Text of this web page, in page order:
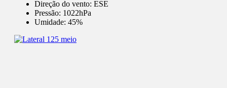
Direção do vento: ESE
Pressão: 1022hPa
Umidade: 45%